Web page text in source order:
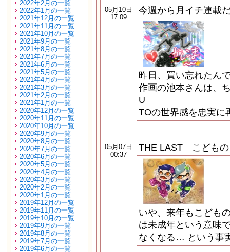
2022年2月の一覧
2022年1月の一覧
2021年12月の一覧
2021年11月の一覧
2021年10月の一覧
2021年9月の一覧
2021年8月の一覧
2021年7月の一覧
2021年6月の一覧
2021年5月の一覧
2021年4月の一覧
2021年3月の一覧
2021年2月の一覧
2021年1月の一覧
2020年12月の一覧
2020年11月の一覧
2020年10月の一覧
2020年9月の一覧
2020年8月の一覧
2020年7月の一覧
2020年6月の一覧
2020年5月の一覧
2020年4月の一覧
2020年3月の一覧
2020年2月の一覧
2020年1月の一覧
2019年12月の一覧
2019年11月の一覧
2019年10月の一覧
2019年9月の一覧
2019年8月の一覧
2019年7月の一覧
2019年6月の一覧
05月10日
17:09
今週から月イチ連載
昨日、買い忘れたん
作画の池本さんは、
U
TOの世界感を忠実に
05月07日
00:37
THE LAST こども
いや、来年もこども
は未成年という意味
なくなる… という事